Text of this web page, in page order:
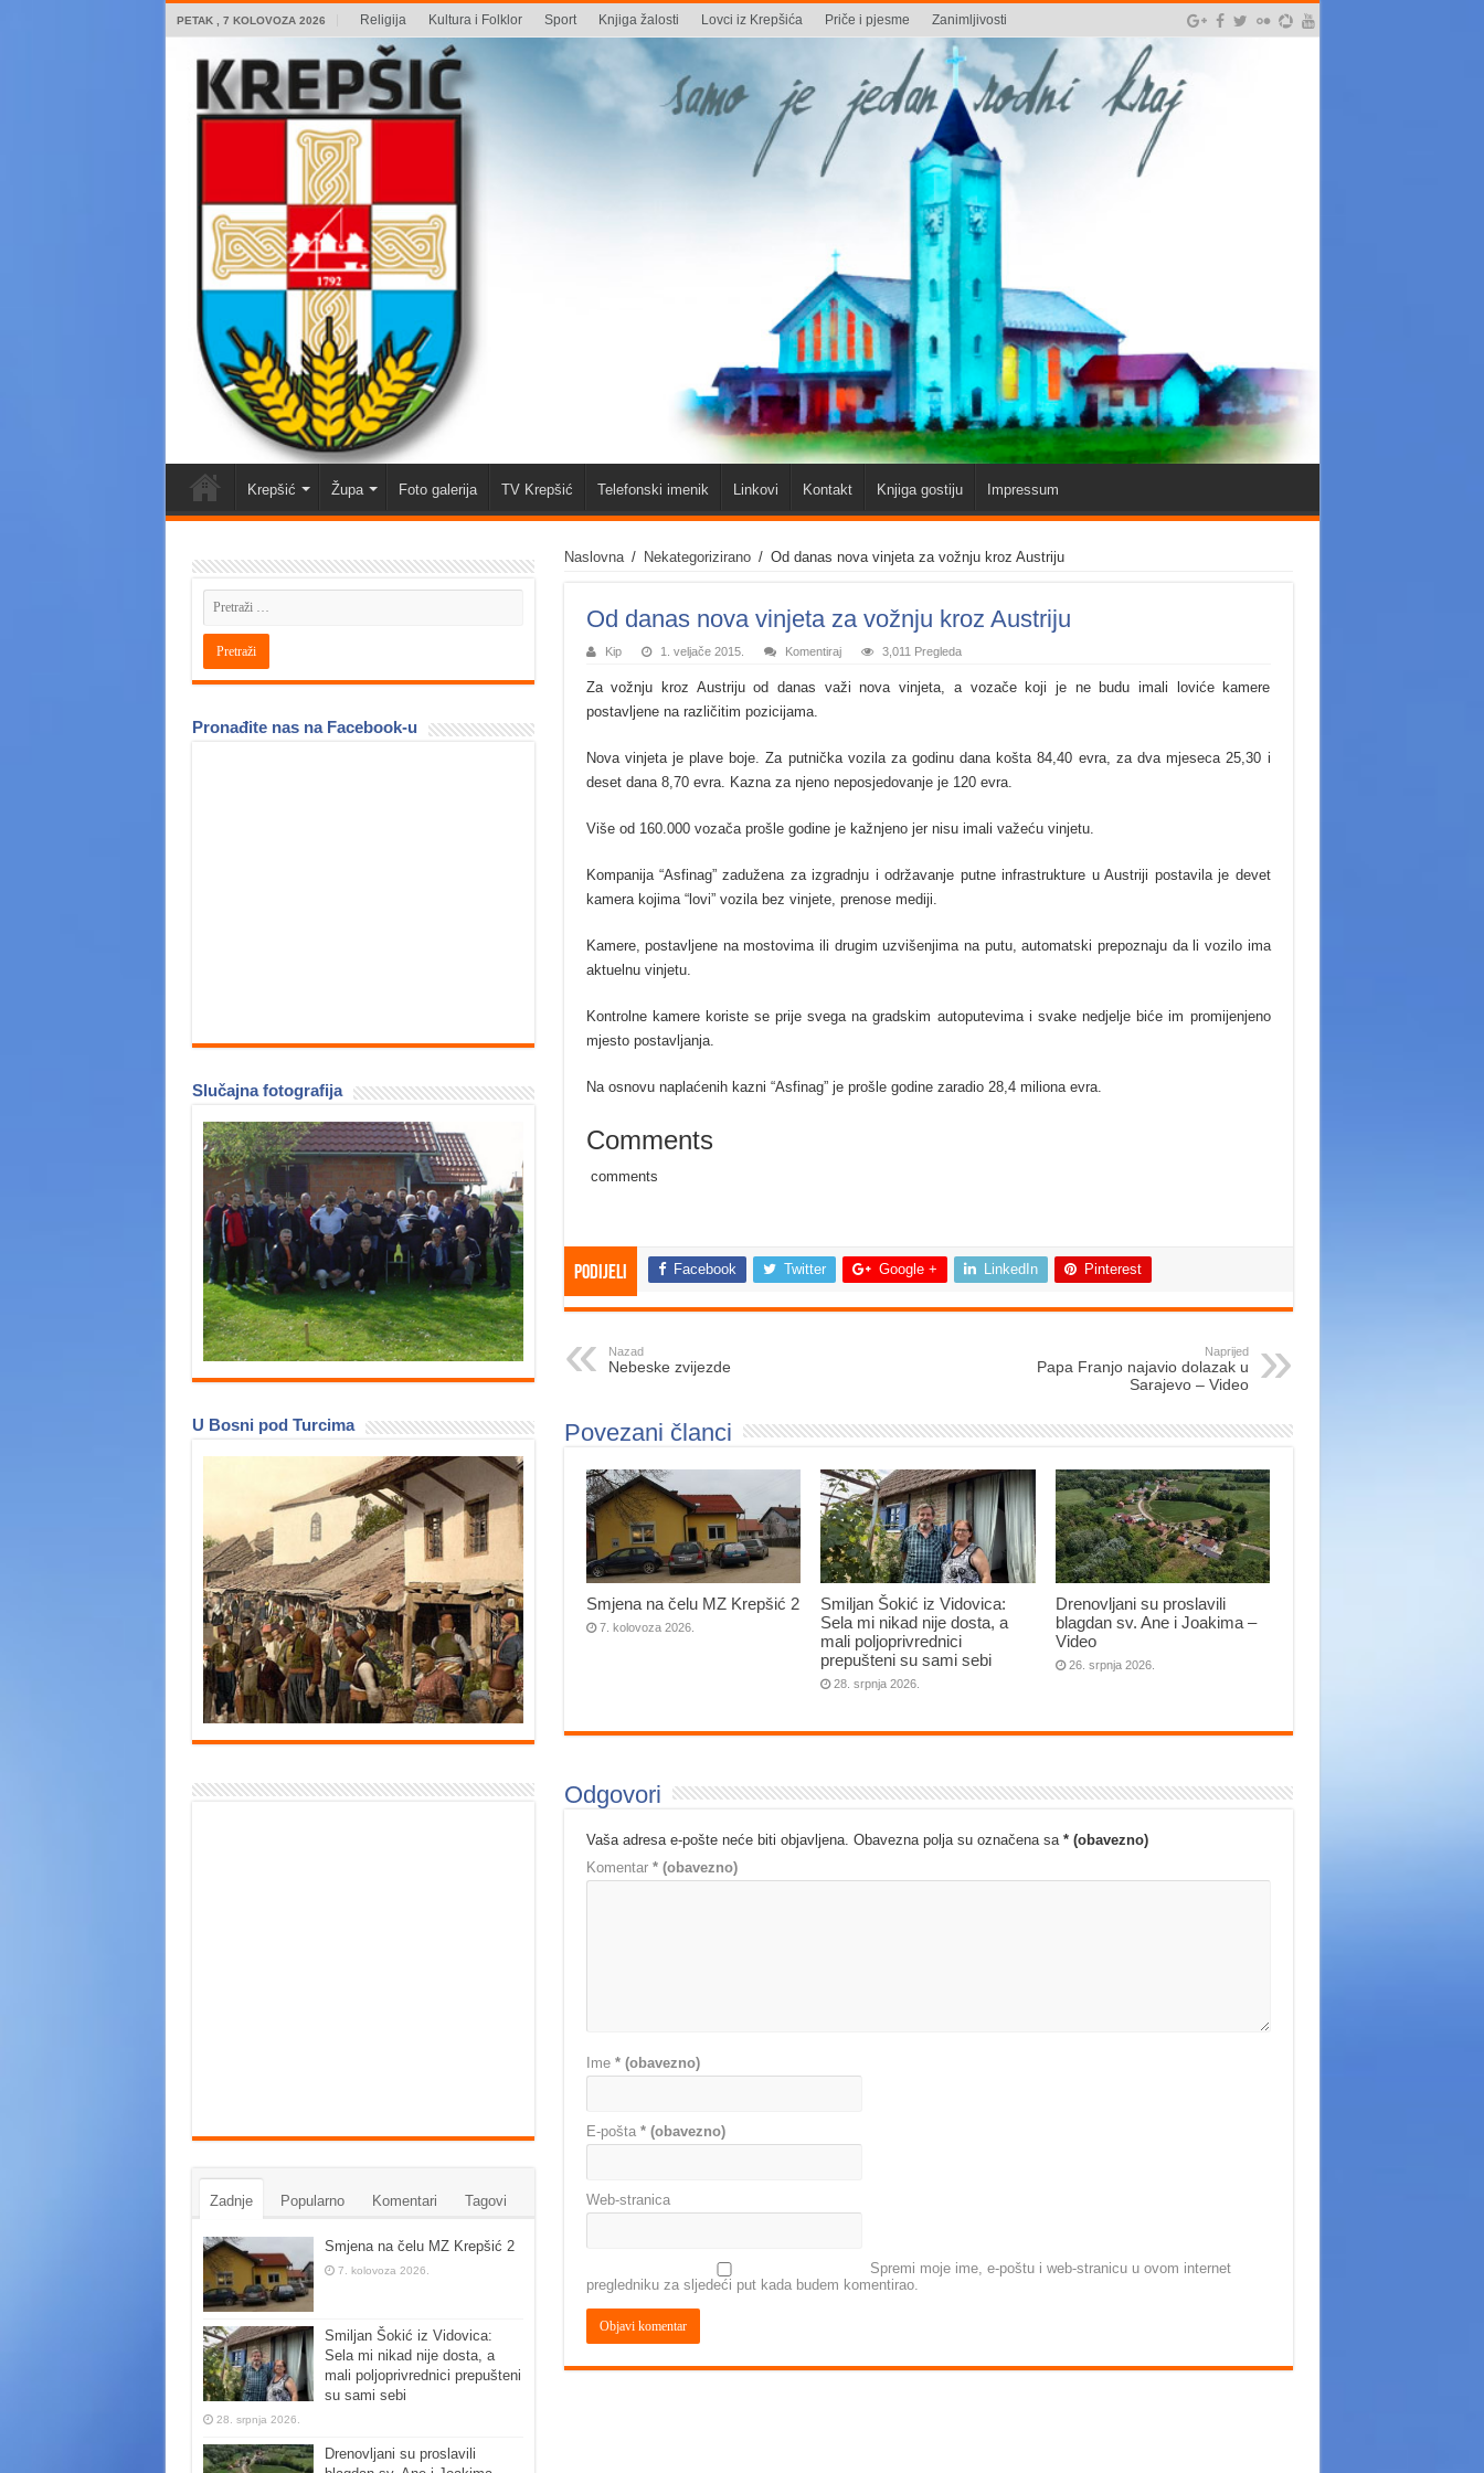
PETAK , 7 KOLOVOZA 2026 Religija Kultura i Folklor Sport Knjiga žalosti Lovci iz Krepšića Priče i pjesme Zanimljivosti
Krepšić Župa Foto galerija TV Krepšić Telefonski imenik Linkovi Kontakt Knjiga gostiju Impressum
Naslovna / Nekategorizirano / Od danas nova vinjeta za vožnju kroz Austriju
Od danas nova vinjeta za vožnju kroz Austriju
Kip 1. veljače 2015. Komentiraj 3,011 Pregleda
Za vožnju kroz Austriju od danas važi nova vinjeta, a vozače koji je ne budu imali loviće kamere
postavljene na različitim pozicijama.
Nova vinjeta je plave boje. Za putnička vozila za godinu dana košta 84,40 evra, za dva mjeseca 25,30 i
deset dana 8,70 evra. Kazna za njeno neposjedovanje je 120 evra.
Više od 160.000 vozača prošle godine je kažnjeno jer nisu imali važeću vinjetu.
Kompanija “Asfinag” zadužena za izgradnju i održavanje putne infrastrukture u Austriji postavila je devet
kamera kojima “lovi” vozila bez vinjete, prenose mediji.
Kamere, postavljene na mostovima ili drugim uzvišenjima na putu, automatski prepoznaju da li vozilo ima
aktuelnu vinjetu.
Kontrolne kamere koriste se prije svega na gradskim autoputevima i svake nedjelje biće im promijenjeno
mjesto postavljanja.
Na osnovu naplaćenih kazni “Asfinag” je prošle godine zaradio 28,4 miliona evra.
Comments
comments
Podijeli Facebook Twitter Google + LinkedIn Pinterest
Nazad
Nebeske zvijezde
Naprijed
Papa Franjo najavio dolazak u
Sarajevo – Video
Povezani članci
Smjena na čelu MZ Krepšić 2
7. kolovoza 2026.
Smiljan Šokić iz Vidovica:
Sela mi nikad nije dosta, a
mali poljoprivrednici
prepušteni su sami sebi
28. srpnja 2026.
Drenovljani su proslavili
blagdan sv. Ane i Joakima –
Video
26. srpnja 2026.
Odgovori
Vaša adresa e-pošte neće biti objavljena. Obavezna polja su označena sa * (obavezno)
Komentar * (obavezno)
Ime * (obavezno)
E-pošta * (obavezno)
Web-stranica
Spremi moje ime, e-poštu i web-stranicu u ovom internet
pregledniku za sljedeći put kada budem komentirao.
Pronađite nas na Facebook-u
Slučajna fotografija
U Bosni pod Turcima
Zadnje Popularno Komentari Tagovi
Smjena na čelu MZ Krepšić 2
7. kolovoza 2026.
Smiljan Šokić iz Vidovica:
Sela mi nikad nije dosta, a
mali poljoprivrednici prepušteni
su sami sebi
28. srpnja 2026.
Drenovljani su proslavili